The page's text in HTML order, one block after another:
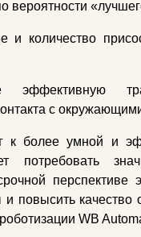
вероятности
и количество
эффективную
с
более умной и
потребовать
перспективе
и повысить качество
WB